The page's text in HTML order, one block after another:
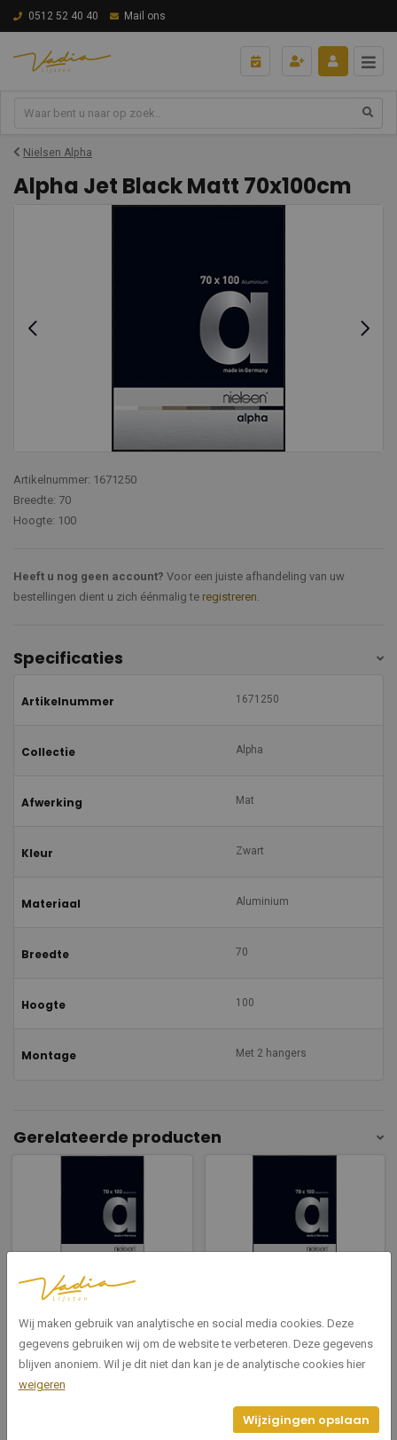
0512 52 40 40 Mail ons
Nielsen Alpha
Alpha Jet Black Matt 70x100cm
Artikelnummer: 1671250
Breedte: 70
Hoogte: 100
Heeft u nog geen account? Voor een juiste afhandeling van uw
bestellingen dient u zich éénmalig te registreren.
Specificaties
Artikelnummer 1671250
Collectie Alpha
Afwerking Mat
Kleur Zwart
Materiaal Aluminium
Breedte 70
Hoogte 100
Montage Met 2 hangers
Gerelateerde producten
1671004
70x100cm
Breedte: 70
Hoogte: 100
70x100cm
Breedte: 70
Bekijken
Wij maken gebruik van analytische en social media cookies. Deze
gegevens gebruiken wij om de website te verbeteren. Deze gegevens
blijven anoniem. Wil je dit niet dan kan je de analytische cookies hier
weigeren
Wijzigingen opslaan